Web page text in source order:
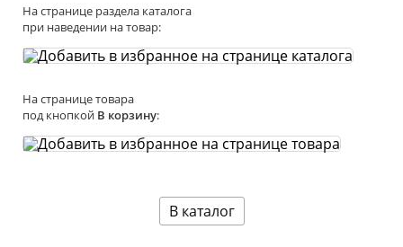
На странице раздела каталога
при наведении на товар:
На странице товара
под кнопкой В корзину:
В каталог